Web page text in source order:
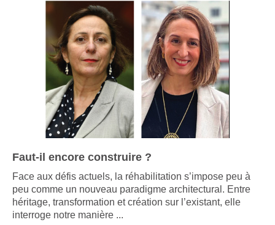
Faut-il encore construire ?
Face aux défis actuels, la réhabilitation s’impose peu à
peu comme un nouveau paradigme architectural. Entre
héritage, transformation et création sur l’existant, elle
interroge notre manière ...